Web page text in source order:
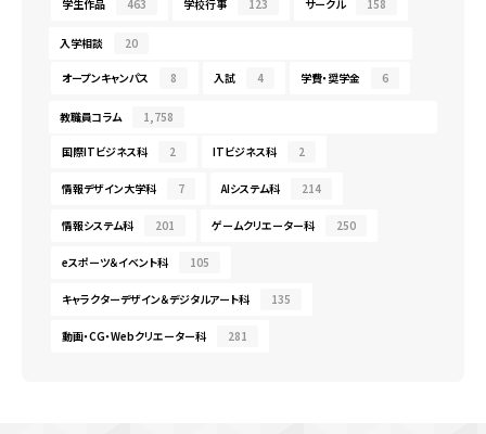
学生作品 463 学校行事 123 サークル 158
入学相談 20
オープンキャンパス 8 入試 4 学費・奨学金 6
教職員コラム 1,758
国際ITビジネス科 2 ITビジネス科 2
情報デザイン大学科 7 AIシステム科 214
情報システム科 201 ゲームクリエーター科 250
eスポーツ＆イベント科 105
キャラクターデザイン＆デジタルアート科 135
動画・CG・Webクリエーター科 281